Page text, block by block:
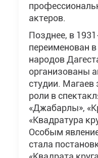
актеров.
Позднее, в
переименован
народов
организованы
студии. Магаев
роли в
«Джабарлы»,
«Квадратура
Особым
стала